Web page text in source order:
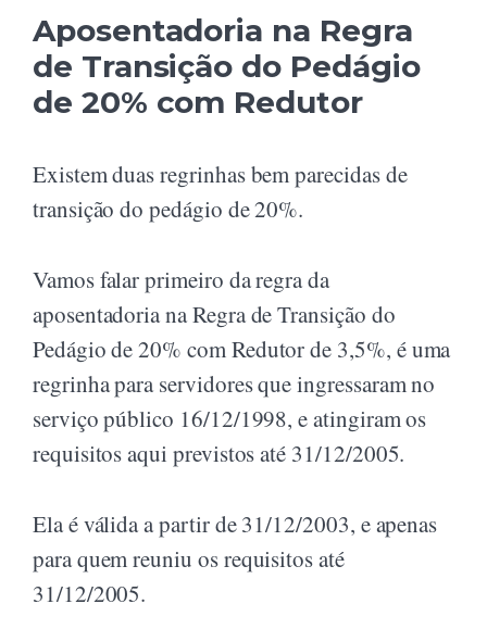
Aposentadoria na Regra
de Transição do Pedágio
de 20% com Redutor
Existem duas regrinhas bem parecidas de
transição do pedágio de 20%.
Vamos falar primeiro da regra da
aposentadoria na Regra de Transição do
Pedágio de 20% com Redutor de 3,5%, é uma
regrinha para servidores que ingressaram no
serviço público 16/12/1998, e atingiram os
requisitos aqui previstos até 31/12/2005.
Ela é válida a partir de 31/12/2003, e apenas
para quem reuniu os requisitos até
31/12/2005.